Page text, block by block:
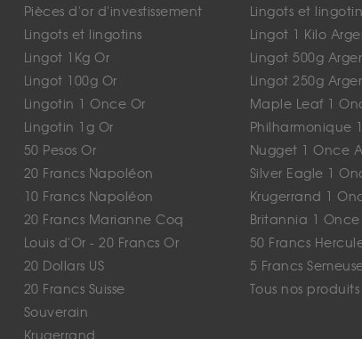
Pièces d'or d'investissement
Lingots et lingotins
Lingot 1Kg Or
Lingot 100g Or
Lingotin 1 Once Or
Lingotin 1g Or
50 Pesos Or
20 Francs Napoléon
10 Francs Napoléon
20 Francs Marianne Coq
Louis d'Or - 20 Francs Or
20 Dollars US
20 Francs Suisse
Souverain
Lingots et
Lingot 1 Kilo
Lingot 500g
Lingot 250g
Maple Leaf 1
Philharmonique
Nugget 1 Once
Silver Eagle 1
Krugerrand 1
Britannia 1
50 Francs
5 Francs
Tous nos